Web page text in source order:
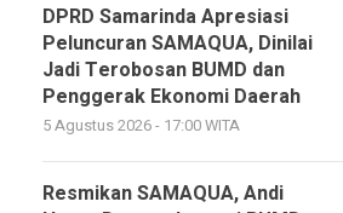
DPRD Samarinda Apresiasi
Peluncuran SAMAQUA, Dinilai
Jadi Terobosan BUMD dan
Penggerak Ekonomi Daerah
5 Agustus 2026 - 17:00 WITA
Resmikan SAMAQUA, Andi